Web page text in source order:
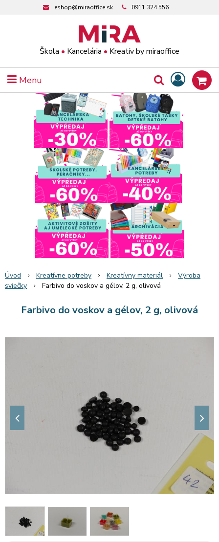
Škola • Kancelária • Kreatív by miraoffice
eshop@miraoffice.sk 0911 324 556
Menu
Úvod Kreatívne potreby Kreatívny materiál
Výroba
sviečky
Farbivo do voskov a gélov, 2 g, olivová
Farbivo do voskov a gélov, 2 g, olivová